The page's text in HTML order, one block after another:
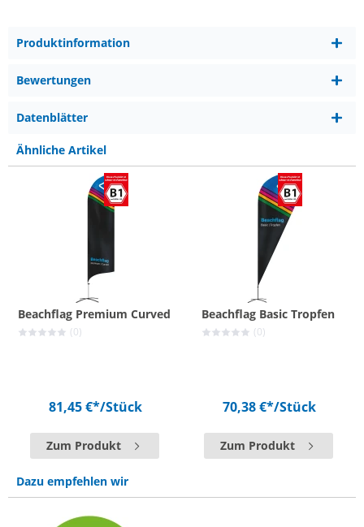
Produktinformation
Bewertungen
Datenblätter
Ähnliche Artikel
Beachflag Premium Curved
(0)
81,45 €*/Stück
Zum Produkt
Beachflag Basic Tropfen
(0)
70,38 €*/Stück
Zum Produkt
Dazu empfehlen wir